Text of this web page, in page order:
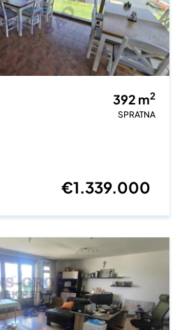
392 m2
SPRATNA
€1.339.000